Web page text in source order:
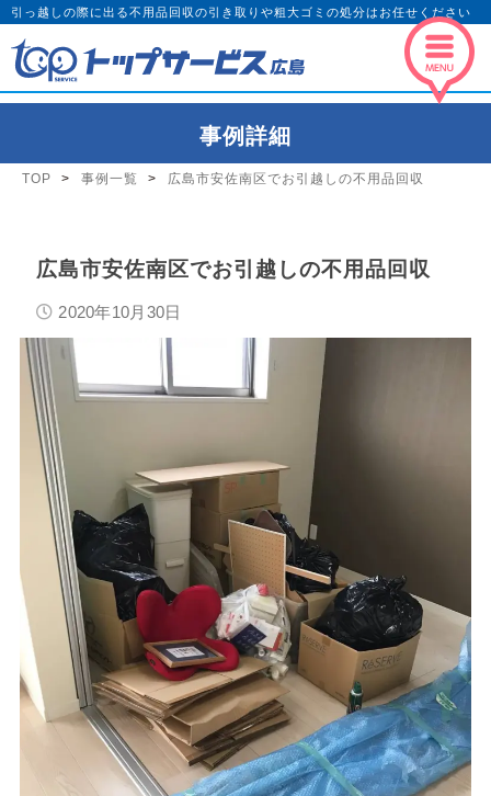
引っ越しの際に出る不用品回収の引き取りや粗大ゴミの処分はお任せください
事例詳細
TOP 事例一覧 広島市安佐南区でお引越しの不用品回収
広島市安佐南区でお引越しの不用品回収
2020年10月30日